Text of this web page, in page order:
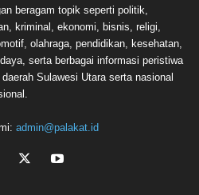
beragam topik seperti politik,
kriminal, ekonomi, bisnis, religi,
olahraga, pendidikan, kesehatan,
serta berbagai informasi peristiwa
daerah Sulawesi Utara serta nasional
admin@palakat.id